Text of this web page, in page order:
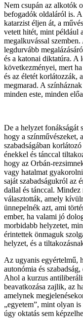
Nem csupán az alkotók
befogadók oldaláról is.
katarzist éljen át, a
vetett hitét, mint például
megalkuvással
legdurvább
és a katonai diktatúra. A
következményei, mert
és az életét korlátozzák,
megmarad. A
minden este, minden
De a helyzet fonákságát
hogy a színművészeket,
szabadságában
énekkel és tánccal
hogy az Orbán-
vagy hatalmat
saját szabadságukról az
dallal és tánccal. Mindez
választották, amely
ünnepelnék azt, ami
ember, ha valami jó
morbidabb helyzetet,
érintettek önmaguk
helyzet, és a
Az ugyanis egyértelmű,
autonómia és
Ahol a kurzus
beavatkozása zajlik, az
amelynek
„egyetem”, mint olyan
úgy oktatás sem